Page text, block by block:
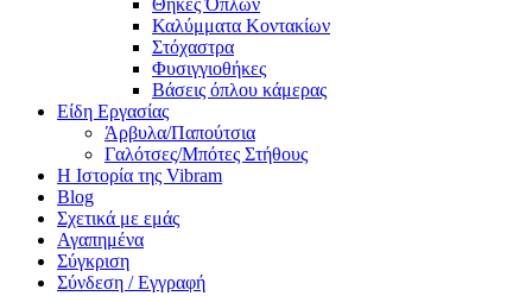
Θήκες Όπλων
Καλύμματα Κοντακίων
Στόχαστρα
Φυσιγγιοθήκες
Βάσεις όπλου κάμερας
Είδη Εργασίας
Άρβυλα/Παπούτσια
Γαλότσες/Μπότες Στήθους
Η Ιστορία της Vibram
Blog
Σχετικά με εμάς
Αγαπημένα
Σύγκριση
Σύνδεση / Εγγραφή